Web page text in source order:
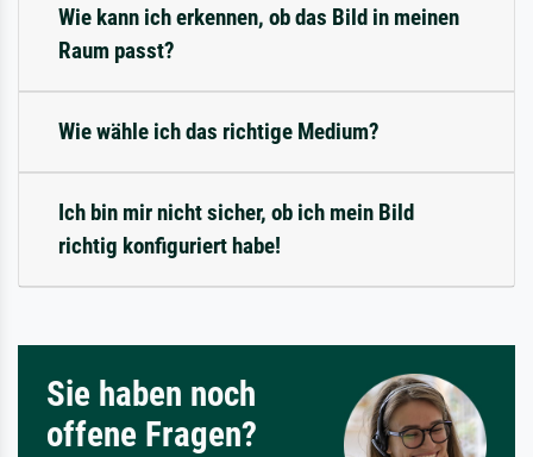
Wie kann ich erkennen, ob das Bild in meinen
Raum passt?
Wie wähle ich das richtige Medium?
Ich bin mir nicht sicher, ob ich mein Bild
richtig konfiguriert habe!
Sie haben noch
offene Fragen?